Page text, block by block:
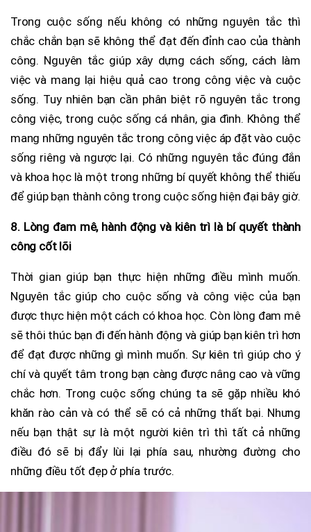
Trong cuộc sống nếu không có những nguyên tắc thì
chắc chắn bạn sẽ không thể đạt đến đỉnh cao của thành
công. Nguyên tắc giúp xây dựng cách sống, cách làm
việc và mang lại hiệu quả cao trong công việc và cuộc
sống. Tuy nhiên bạn cần phân biệt rõ nguyên tắc trong
công việc, trong cuộc sống cá nhân, gia đình. Không thể
mang những nguyên tắc trong công việc áp đặt vào cuộc
sống riêng và ngược lại. Có những nguyên tắc đúng đắn
và khoa học là một trong những bí quyết không thể thiếu
để giúp bạn thành công trong cuộc sống hiện đại bây giờ.
8. Lòng đam mê, hành động và kiên trì là bí quyết thành
công cốt lõi
Thời gian giúp bạn thực hiện những điều mình muốn.
Nguyên tắc giúp cho cuộc sống và công việc của bạn
được thực hiện một cách có khoa học. Còn lòng đam mê
sẽ thôi thúc bạn đi đến hành động và giúp bạn kiên trì hơn
để đạt được những gì mình muốn. Sự kiên trì giúp cho ý
chí và quyết tâm trong bạn càng được nâng cao và vững
chắc hơn. Trong cuộc sống chúng ta sẽ gặp nhiều khó
khăn rào cản và có thể sẽ có cả những thất bại. Nhưng
nếu bạn thật sự là một người kiên trì thì tất cả những
điều đó sẽ bị đẩy lùi lại phía sau, nhường đường cho
những điều tốt đẹp ở phía trước.